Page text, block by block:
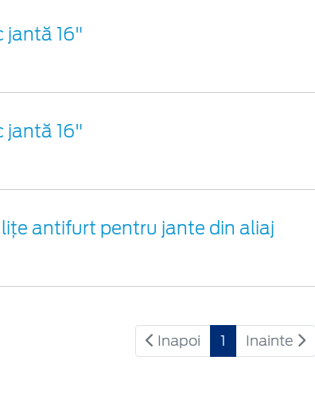
jantă 16"
jantă 16"
antifurt pentru jante din aliaj
Inapoi 1 Inainte